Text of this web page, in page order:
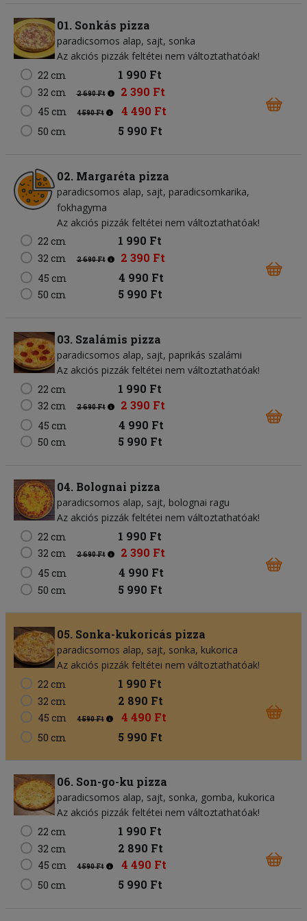
01. Sonkás pizza
paradicsomos alap sajt sonka
Az akciós pizzák feltétei nem változtathatóak!
22 cm
1 990 Ft
32 cm 2 690 Ft 2 390 Ft
45 cm 4 590 Ft 4 490 Ft
50 cm 5 990 Ft
02. Margaréta pizza
paradicsomos alap sajt paradicsomkarika
fokhagyma
Az akciós pizzák feltétei nem változtathatóak!
22 cm
1 990 Ft
32 cm 2 690 Ft 2 390 Ft
45 cm 4 990 Ft
50 cm 5 990 Ft
03. Szalámis pizza
paradicsomos alap sajt paprikás szalámi
Az akciós pizzák feltétei nem változtathatóak!
22 cm
1 990 Ft
32 cm 2 690 Ft 2 390 Ft
45 cm 4 990 Ft
50 cm 5 990 Ft
04. Bolognai pizza
paradicsomos alap sajt bolognai ragu
Az akciós pizzák feltétei nem változtathatóak!
22 cm
1 990 Ft
32 cm 2 690 Ft 2 390 Ft
45 cm 4 990 Ft
50 cm 5 990 Ft
05. Sonka-kukoricás pizza
paradicsomos alap sajt sonka kukorica
Az akciós pizzák feltétei nem változtathatóak!
22 cm
1 990 Ft
32 cm 2 890 Ft
45 cm 4 590 Ft 4 490 Ft
50 cm 5 990 Ft
06. Son-go-ku pizza
paradicsomos alap sajt sonka gomba kukorica
Az akciós pizzák feltétei nem változtathatóak!
22 cm
1 990 Ft
32 cm 2 890 Ft
45 cm 4 590 Ft 4 490 Ft
50 cm 5 990 Ft